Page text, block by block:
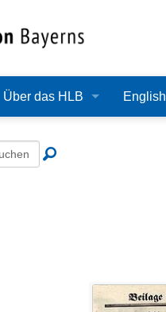
Über das HLB
Redaktion
English